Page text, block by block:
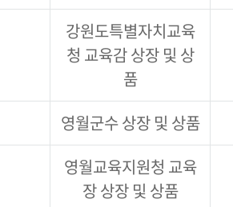
강원도특별자치교육
청 교육감 상장 및 상
품
영월군수 상장 및 상품
영월교육지원청 교육
장 상장 및 상품